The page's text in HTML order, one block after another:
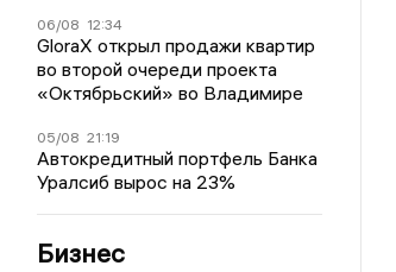
06/08 12:34
GloraX открыл продажи квартир
во второй очереди проекта
«Октябрьский» во Владимире
05/08 21:19
Автокредитный портфель Банка
Уралсиб вырос на 23%
Бизнес